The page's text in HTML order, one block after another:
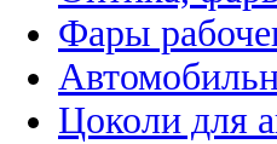
Фары
Цоколи для